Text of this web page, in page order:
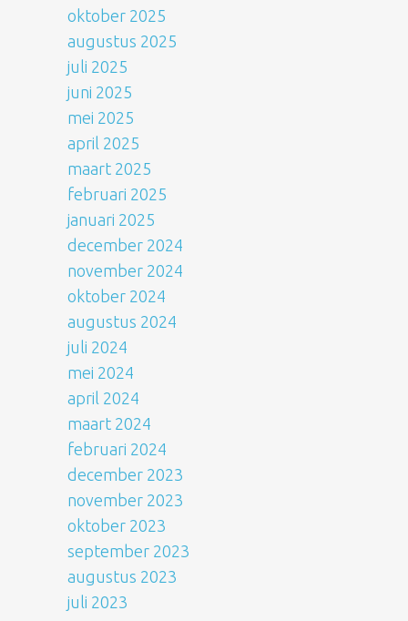
oktober 2025
augustus 2025
juli 2025
juni 2025
mei 2025
april 2025
maart 2025
februari 2025
januari 2025
december 2024
november 2024
oktober 2024
augustus 2024
juli 2024
mei 2024
april 2024
maart 2024
februari 2024
december 2023
november 2023
oktober 2023
september 2023
augustus 2023
juli 2023